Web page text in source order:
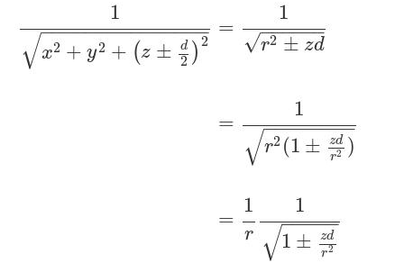
1
x2 + y2 + (z ± d
2 ) 2
− −
−−−−−−−−−−−−−
√
=
=
=
1
r2 ± zd
− −
−−−−
√
1
r2 (1 ± zd
r2 )
− −
−−−−−−
√
1
r
1
1 ± zd
r2
− −
−−−
√
±z 1r